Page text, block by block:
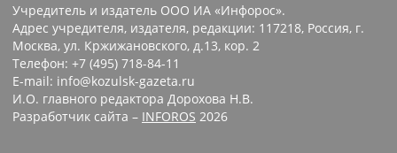
Учредитель и издатель ООО ИА «Инфорос».
Адрес учредителя, издателя, редакции: 117218, Россия, г.
Москва, ул. Кржижановского, д.13, кор. 2
Телефон: +7 (495) 718-84-11
E-mail: info@kozulsk-gazeta.ru
И.О. главного редактора Дорохова Н.В.
Разработчик сайта – INFOROS 2026